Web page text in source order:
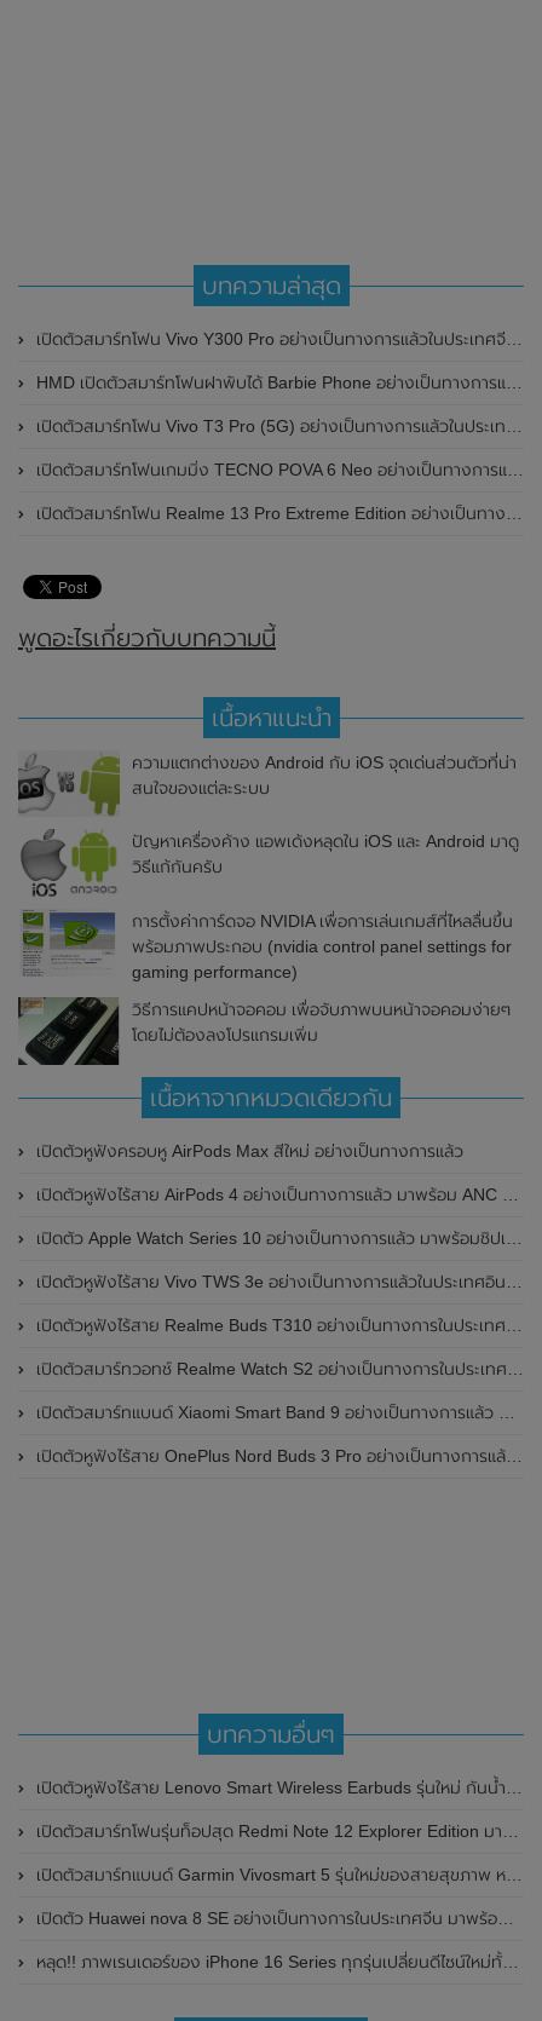
บทความล่าสุด
เปิดตัวสมาร์ทโฟน Vivo Y300 Pro อย่างเป็นทางการแล้วในประเทศจีน มาพร้อมดีไซน์พรีเมี่ยม ทนทาน และแบตเตอรี่สุดอึดขนาดใหญ่ 6,500mAh พร้อมรองรับการชาร์จไว 80W
HMD เปิดตัวสมาร์ทโฟนฝาพับได้ Barbie Phone อย่างเป็นทางการแล้ว มาพร้อมธีมสีชมพูสดใส
เปิดตัวสมาร์ทโฟน Vivo T3 Pro (5G) อย่างเป็นทางการแล้วในประเทศอินเดีย
เปิดตัวสมาร์ทโฟนเกมมิ่ง TECNO POVA 6 Neo อย่างเป็นทางการแล้วในประเทศไทย ในราคา 8,499 บาท
เปิดตัวสมาร์ทโฟน Realme 13 Pro Extreme Edition อย่างเป็นทางการแล้วในประเทศจีน
พูดอะไรเกี่ยวกับบทความนี้
เนื้อหาแนะนำ
ความแตกต่างของ Android กับ iOS จุดเด่นส่วนตัวที่น่า
สนใจของแต่ละระบบ
ปัญหาเครื่องค้าง แอพเด้งหลุดใน iOS และ Android มาดู
วิธีแก้กันครับ
การตั้งค่าการ์ดจอ NVIDIA เพื่อการเล่นเกมส์ที่ไหลลื่นขึ้น
พร้อมภาพประกอบ (nvidia control panel settings for
gaming performance)
วิธีการแคปหน้าจอคอม เพื่อจับภาพบนหน้าจอคอมง่ายๆ
โดยไม่ต้องลงโปรแกรมเพิ่ม
เนื้อหาจากหมวดเดียวกัน
เปิดตัวหูฟังครอบหู AirPods Max สีใหม่ อย่างเป็นทางการแล้ว
เปิดตัวหูฟังไร้สาย AirPods 4 อย่างเป็นทางการแล้ว มาพร้อม ANC และฟีเจอร์ใหม่มากมาย
เปิดตัว Apple Watch Series 10 อย่างเป็นทางการแล้ว มาพร้อมชิปเซ็ตรุ่น S10
เปิดตัวหูฟังไร้สาย Vivo TWS 3e อย่างเป็นทางการแล้วในประเทศอินเดีย มาพร้อมระบบตัดเสียงรบกวน ANC ที่ 30dB , ป้องกันฝุ่นและกันน้ำที่ระดับ IP54 , แบตเตอรี่สามารถใช้งานนานสูงสุด 36 ชั่วโมง
เปิดตัวหูฟังไร้สาย Realme Buds T310 อย่างเป็นทางการในประเทศอินเดีย มาพร้อมระบบตัดเสียงรบกวน ANC สูงสุด 46dB , เสียงรอบทิศทาง 360 องศา , แบตเตอรี่สามารถใช้งานได้นานสูงสุด 40 ชั่วโมง
เปิดตัวสมาร์ทวอทช์ Realme Watch S2 อย่างเป็นทางการในประเทศอินเดีย มาพร้อมตัวเรือนสแตนเลสสตีล , หน้าจอแสดงผล AMOLED ขนาด 1.43 นิ้ว , แบตเตอรี่ขนาดใหญ่ใช้งานได้นาน 20 วัน และรองรับคำสั่งเสียง Super AI Engine ที่ขับเคลื่อนโดย ChatGPT
เปิดตัวสมาร์ทแบนด์ Xiaomi Smart Band 9 อย่างเป็นทางการแล้ว มาพร้อมหน้าจอ AMOLED ขนาด 1.62 นิ้ว , ตัวเรือนเป็นโลหะ และแบตเตอรี่สุดอึดสามารถใช้งานได้นานถึง 21 วัน
เปิดตัวหูฟังไร้สาย OnePlus Nord Buds 3 Pro อย่างเป็นทางการแล้ว มาพร้อมระบบตัดเสียงรบกวน (ANC) สามารถลดเสียงรบกวนได้ 49dB และแบตเตอรี่สุดอึดใช้งานได้นานสูงสุดถึง 44 ชั่วโมง
บทความอื่นๆ
เปิดตัวหูฟังไร้สาย Lenovo Smart Wireless Earbuds รุ่นใหม่ กันน้ำ และแบตอึด ใช้งานได้นานสูงสุดถึง 28 ชั่วโมง
เปิดตัวสมาร์ทโฟนรุ่นท็อปสุด Redmi Note 12 Explorer Edition มาพร้อมกับกล้องหลัง ความละเอียดสูงสุดถึง 200MP และรองรับการไวสูงสุดถึง 210W
เปิดตัวสมาร์ทแบนด์ Garmin Vivosmart 5 รุ่นใหม่ของสายสุขภาพ หลังจากหายไปเกือบสี่ปี มาพร้อมหน้าจอ OLED ขนาดใหญ่ และแบตเตอรี่สุดอึด
เปิดตัว Huawei nova 8 SE อย่างเป็นทางการในประเทศจีน มาพร้อมกล้อง 64MP , ชาร์จไว 66W และรองรับการเชื่อมต่อเครือข่าย 5G
หลุด!! ภาพเรนเดอร์ของ iPhone 16 Series ทุกรุ่นเปลี่ยนดีไซน์ใหม่ทั้งหมด